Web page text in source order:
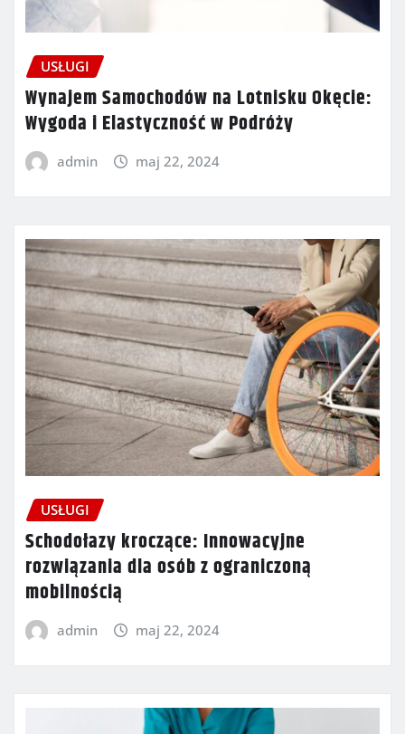
USŁUGI
Wynajem Samochodów na Lotnisku Okęcie:
Wygoda i Elastyczność w Podróży
admin maj 22, 2024
USŁUGI
Schodołazy kroczące: Innowacyjne
rozwiązania dla osób z ograniczoną
mobilnością
admin maj 22, 2024